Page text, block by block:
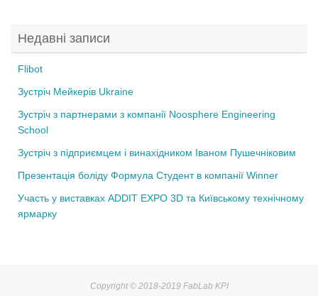
b
o
o
k
Недавні записи
Flibot
Зустріч Мейкерів Ukraine
Зустріч з партнерами з компанії Noosphere Engineering
School
Зустріч з підприємцем і винахідником Іваном Пушечніковим
Презентація боліду Формула Студент в компанії Winner
Участь у виставках ADDIT EXPO 3D та Київському технічному
ярмарку
Copyright © 2018-2019 FabLab KPI